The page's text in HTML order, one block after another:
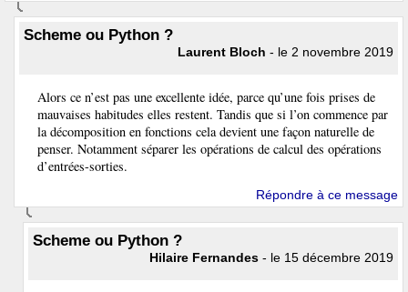
Scheme ou Python ?
Laurent Bloch - le 2 novembre 2019
Alors ce n’est pas une excellente idée, parce qu’une fois prises de
mauvaises habitudes elles restent. Tandis que si l’on commence par
la décomposition en fonctions cela devient une façon naturelle de
penser. Notamment séparer les opérations de calcul des opérations
d’entrées-sorties.
Répondre à ce message
Scheme ou Python ?
Hilaire Fernandes - le 15 décembre 2019